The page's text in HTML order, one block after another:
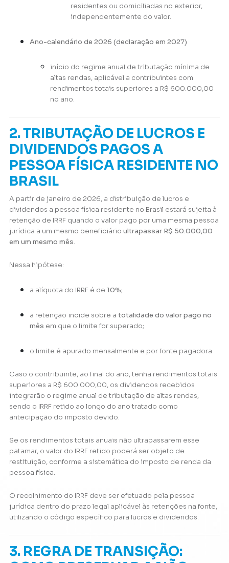
residentes ou domiciliadas no exterior,
independentemente do valor.
Ano-calendário de 2026 (declaração em 2027)
início do regime anual de tributação mínima de
altas rendas, aplicável a contribuintes com
rendimentos totais superiores a R$ 600.000,00
no ano.
2. TRIBUTAÇÃO DE LUCROS E
DIVIDENDOS PAGOS A
PESSOA FÍSICA RESIDENTE NO
BRASIL
A partir de janeiro de 2026, a distribuição de lucros e
dividendos a pessoa física residente no Brasil estará sujeita à
retenção de IRRF quando o valor pago por uma mesma pessoa
jurídica a um mesmo beneficiário ultrapassar R$ 50.000,00
em um mesmo mês.
Nessa hipótese:
a alíquota do IRRF é de 10%;
a retenção incide sobre a totalidade do valor pago no
mês em que o limite for superado;
o limite é apurado mensalmente e por fonte pagadora.
Caso o contribuinte, ao final do ano, tenha rendimentos totais
superiores a R$ 600.000,00, os dividendos recebidos
integrarão o regime anual de tributação de altas rendas,
sendo o IRRF retido ao longo do ano tratado como
antecipação do imposto devido.
Se os rendimentos totais anuais não ultrapassarem esse
patamar, o valor do IRRF retido poderá ser objeto de
restituição, conforme a sistemática do imposto de renda da
pessoa física.
O recolhimento do IRRF deve ser efetuado pela pessoa
jurídica dentro do prazo legal aplicável às retenções na fonte,
utilizando o código específico para lucros e dividendos.
3. REGRA DE TRANSIÇÃO: